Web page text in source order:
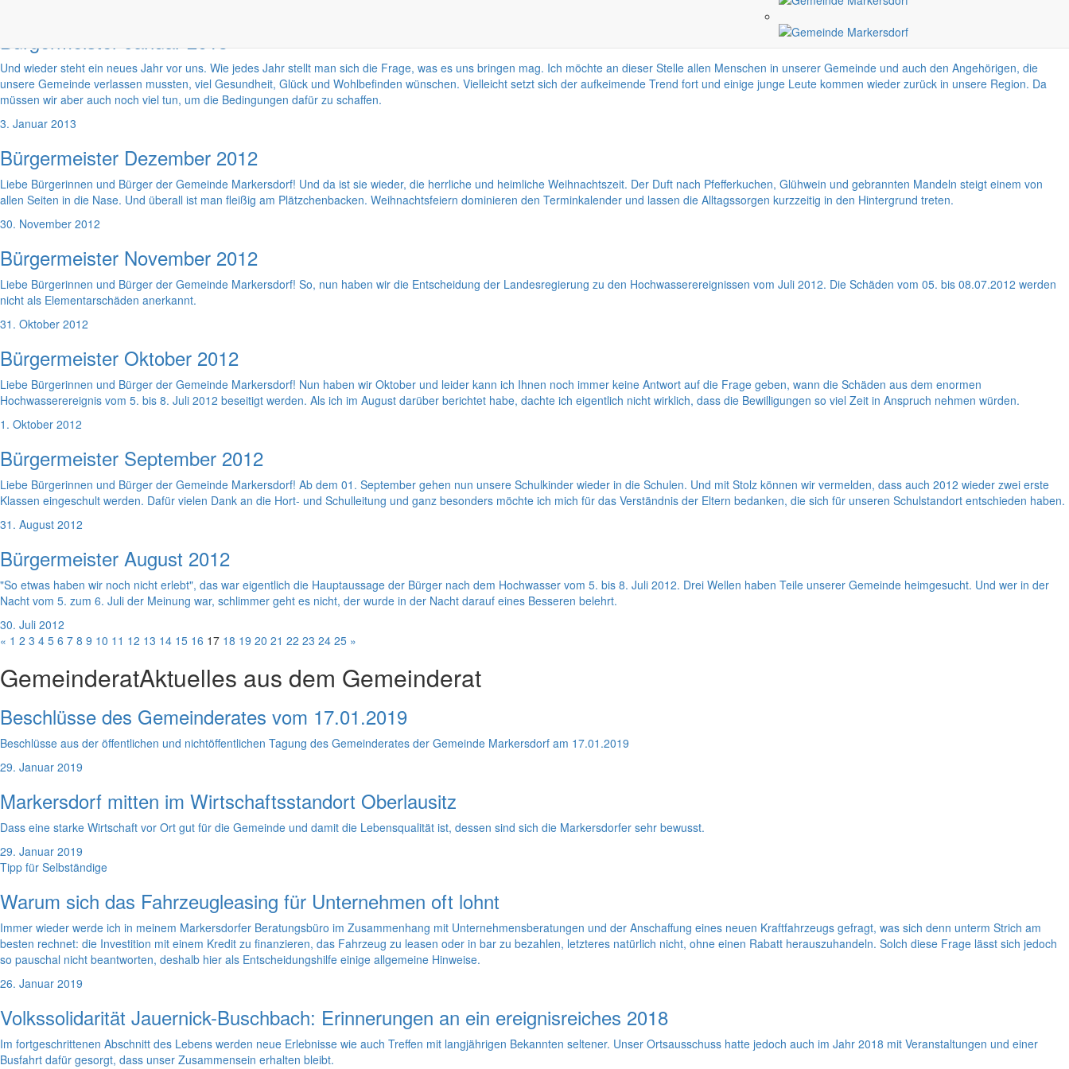
Bürgermeister Januar 2013
Und wieder steht ein neues Jahr vor uns. Wie jedes Jahr stellt man sich die Frage, was es uns bringen mag. Ich möchte an dieser Stelle allen Menschen in unserer Gemeinde und auch den Angehörigen, die
unsere Gemeinde verlassen mussten, viel Gesundheit, Glück und Wohlbefinden wünschen. Vielleicht setzt sich der aufkeimende Trend fort und einige junge Leute kommen wieder zurück in unsere Region. Da
müssen wir aber auch noch viel tun, um die Bedingungen dafür zu schaffen.
3. Januar 2013
Bürgermeister Dezember 2012
Liebe Bürgerinnen und Bürger der Gemeinde Markersdorf! Und da ist sie wieder, die herrliche und heimliche Weihnachtszeit. Der Duft nach Pfefferkuchen, Glühwein und gebrannten Mandeln steigt einem von
allen Seiten in die Nase. Und überall ist man fleißig am Plätzchenbacken. Weihnachtsfeiern dominieren den Terminkalender und lassen die Alltagssorgen kurzzeitig in den Hintergrund treten.
30. November 2012
Bürgermeister November 2012
Liebe Bürgerinnen und Bürger der Gemeinde Markersdorf! So, nun haben wir die Entscheidung der Landesregierung zu den Hochwasserereignissen vom Juli 2012. Die Schäden vom 05. bis 08.07.2012 werden
nicht als Elementarschäden anerkannt.
31. Oktober 2012
Bürgermeister Oktober 2012
Liebe Bürgerinnen und Bürger der Gemeinde Markersdorf! Nun haben wir Oktober und leider kann ich Ihnen noch immer keine Antwort auf die Frage geben, wann die Schäden aus dem enormen
Hochwasserereignis vom 5. bis 8. Juli 2012 beseitigt werden. Als ich im August darüber berichtet habe, dachte ich eigentlich nicht wirklich, dass die Bewilligungen so viel Zeit in Anspruch nehmen würden.
1. Oktober 2012
Bürgermeister September 2012
Liebe Bürgerinnen und Bürger der Gemeinde Markersdorf! Ab dem 01. September gehen nun unsere Schulkinder wieder in die Schulen. Und mit Stolz können wir vermelden, dass auch 2012 wieder zwei erste
Klassen eingeschult werden. Dafür vielen Dank an die Hort- und Schulleitung und ganz besonders möchte ich mich für das Verständnis der Eltern bedanken, die sich für unseren Schulstandort entschieden haben.
31. August 2012
Bürgermeister August 2012
"So etwas haben wir noch nicht erlebt", das war eigentlich die Hauptaussage der Bürger nach dem Hochwasser vom 5. bis 8. Juli 2012. Drei Wellen haben Teile unserer Gemeinde heimgesucht. Und wer in der
Nacht vom 5. zum 6. Juli der Meinung war, schlimmer geht es nicht, der wurde in der Nacht darauf eines Besseren belehrt.
30. Juli 2012
« 1 2 3 4 5 6 7 8 9 10 11 12 13 14 15 16 17 18 19 20 21 22 23 24 25 »
GemeinderatAktuelles aus dem Gemeinderat
Beschlüsse des Gemeinderates vom 17.01.2019
Beschlüsse aus der öffentlichen und nichtöffentlichen Tagung des Gemeinderates der Gemeinde Markersdorf am 17.01.2019
29. Januar 2019
Markersdorf mitten im Wirtschaftsstandort Oberlausitz
Dass eine starke Wirtschaft vor Ort gut für die Gemeinde und damit die Lebensqualität ist, dessen sind sich die Markersdorfer sehr bewusst.
29. Januar 2019
Tipp für Selbständige
Warum sich das Fahrzeugleasing für Unternehmen oft lohnt
Immer wieder werde ich in meinem Markersdorfer Beratungsbüro im Zusammenhang mit Unternehmensberatungen und der Anschaffung eines neuen Kraftfahrzeugs gefragt, was sich denn unterm Strich am
besten rechnet: die Investition mit einem Kredit zu finanzieren, das Fahrzeug zu leasen oder in bar zu bezahlen, letzteres natürlich nicht, ohne einen Rabatt herauszuhandeln. Solch diese Frage lässt sich jedoch
so pauschal nicht beantworten, deshalb hier als Entscheidungshilfe einige allgemeine Hinweise.
26. Januar 2019
Volkssolidarität Jauernick-Buschbach: Erinnerungen an ein ereignisreiches 2018
Im fortgeschrittenen Abschnitt des Lebens werden neue Erlebnisse wie auch Treffen mit langjährigen Bekannten seltener. Unser Ortsausschuss hatte jedoch auch im Jahr 2018 mit Veranstaltungen und einer
Busfahrt dafür gesorgt, dass unser Zusammensein erhalten bleibt.